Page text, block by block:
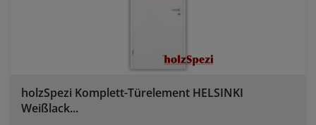
holzSpezi Komplett-Türelement HELSINKI
Weißlack...